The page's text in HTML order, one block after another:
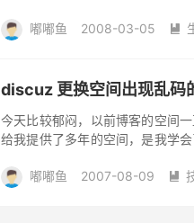
嘟嘟鱼 2008-03-05 
discuz 更换空间出现乱码
今天比较郁闷，以前博客的空间
给我提供了多年的空间，是我学
人都跑了，东...
嘟嘟鱼 2007-08-09 